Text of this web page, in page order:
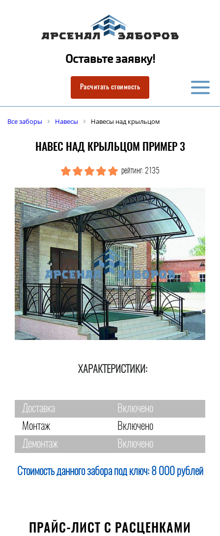
Оставьте заявку!
Расчитать стоимость
Все заборы Навесы Навесы над крыльцом
НАВЕС НАД КРЫЛЬЦОМ ПРИМЕР 3
рейтинг: 2135
ХАРАКТЕРИСТИКИ:
Доставка
Включено
Монтаж
Включено
Демонтаж
Включено
Стоимость данного забора под ключ: 8 000 рублей
ПРАЙС-ЛИСТ С РАСЦЕНКАМИ